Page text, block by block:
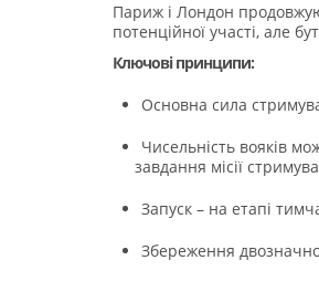
Париж і Лондон
потенційної участі, але
Ключові принципи:
Основна сила
Чисельність вояків
завдання місії
Запуск – на етапі
Збереження